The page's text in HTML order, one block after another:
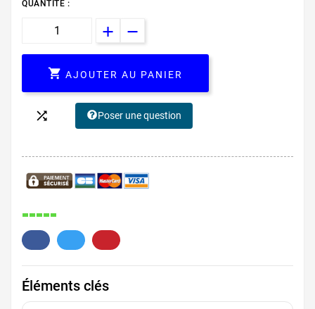
QUANTITÉ :
 AJOUTER AU PANIER
 Poser une question
Éléments clés